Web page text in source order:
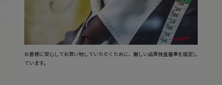
お客様に安心してお買い物していただくために、厳しい品質検査基準を設定し
ています。